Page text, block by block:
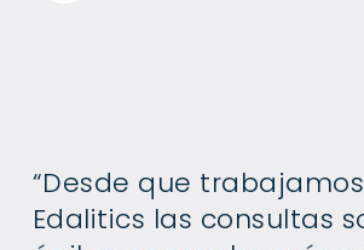
“Desde que
Edalitics las consultas